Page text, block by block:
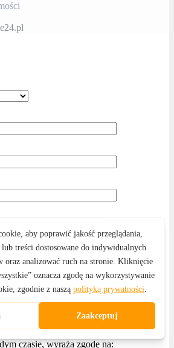
poinformowanym o możliwości
czasie, wyraża zgodę na: